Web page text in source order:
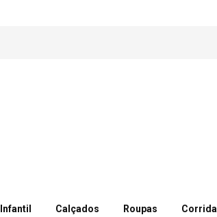
Infantil Calçados Roupas Corrida